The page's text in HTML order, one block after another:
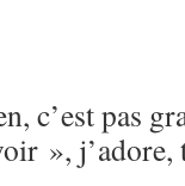
c’est pas
», j’adore,